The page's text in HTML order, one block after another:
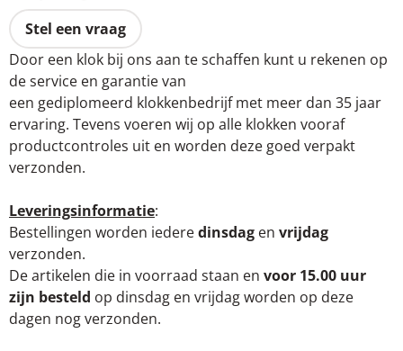
Stel een vraag
Door een klok bij ons aan te schaffen kunt u rekenen op
de service en garantie van
een gediplomeerd klokkenbedrijf met meer dan 35 jaar
ervaring. Tevens voeren wij op alle klokken vooraf
productcontroles uit en worden deze goed verpakt
verzonden.
Leveringsinformatie:
Bestellingen worden iederedinsdag en vrijdag
verzonden.
De artikelen die in voorraad staan en voor 15.00 uur
zijn besteld op dinsdag en vrijdag worden op deze
dagen nog verzonden.